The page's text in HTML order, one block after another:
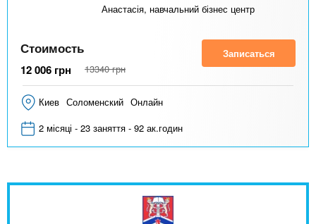
Анастасія, навчальний бізнес центр
Стоимость
12 006 грн 13340 грн
Записаться
Киев Соломенский Онлайн
2 місяці - 23 заняття - 92 ак.годин